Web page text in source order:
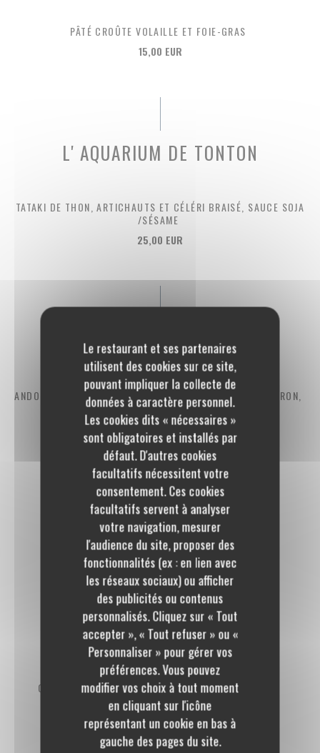
Le restaurant et ses partenaires
utilisent des cookies sur ce site,
pouvant impliquer la collecte de
données à caractère personnel.
Les cookies dits « nécessaires »
sont obligatoires et installés par
défaut. D'autres cookies
facultatifs nécessitent votre
consentement. Ces cookies
facultatifs servent à analyser
votre navigation, mesurer
l'audience du site, proposer des
fonctionnalités (ex : en lien avec
les réseaux sociaux) ou afficher
des publicités ou contenus
personnalisés. Cliquez sur « Tout
accepter », « Tout refuser » ou «
Personnaliser » pour gérer vos
préférences. Vous pouvez
modifier vos choix à tout moment
en cliquant sur l'icône
représentant un cookie en bas à
gauche des pages du site.
PÂTÉ CROÛTE VOLAILLE ET FOIE-GRAS
15,00 EUR
L' AQUARIUM DE TONTON
TATAKI DE THON, ARTICHAUTS ET CÉLÉRI BRAISÉ, SAUCE SOJA
/SÉSAME
25,00 EUR
LE COIN DES GOURMANDS
ANDOUILLETTE AAAAA OU SAUCISSE AU COUTEAU D’AVEYRON,
aligot et sauce moutarde à l’ancienne
21,00 EUR
RIS DE VEAU FRANÇAIS CROUSTILLANT,
purée grand-mère et sauce morilles
34,00 EUR
A PARTAGER
CÔTE DE BŒUF CHAROLAIS (FR) MATURÉE 45 JOURS
Pour 2 pers.
100,00 EUR
1,2kg